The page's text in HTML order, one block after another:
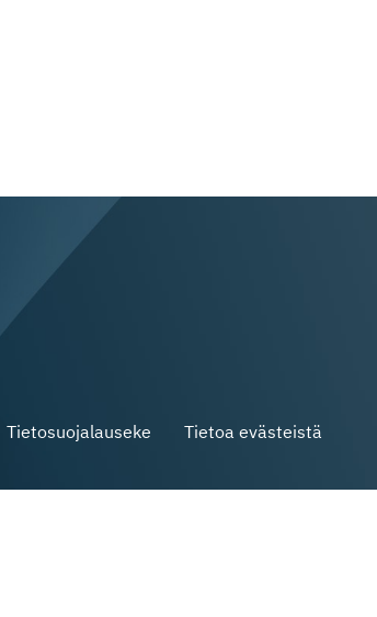
Tietosuojalauseke Tietoa evästeistä